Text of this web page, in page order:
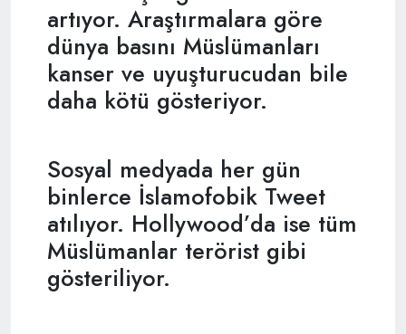
artıyor. Araştırmalara göre
dünya basını Müslümanları
kanser ve uyuşturucudan bile
daha kötü gösteriyor.
Sosyal medyada her gün
binlerce İslamofobik Tweet
atılıyor. Hollywood’da ise tüm
Müslümanlar terörist gibi
gösteriliyor.